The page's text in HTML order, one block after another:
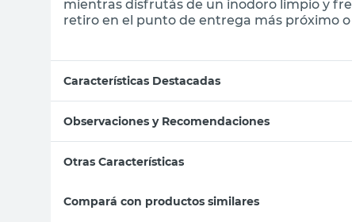
mientras disfrutás de un inodoro limpio y
retiro en el punto de entrega más próximo
Características Destacadas
Observaciones y Recomendaciones
Otras Características
Compará con productos similares